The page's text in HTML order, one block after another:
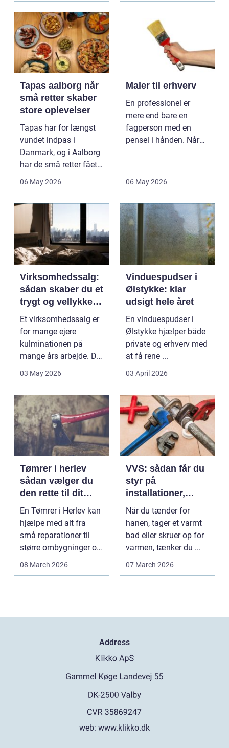
Tapas aalborg når
små retter skaber
store oplevelser
Tapas har for længst
vundet indpas i
Danmark, og i Aalborg
har de små retter fået
deres helt eget li...
06 May 2026
Maler til erhverv
En professionel er
mere end bare en
fagperson med en
pensel i hånden. Når
06 May 2026
Virksomhedssalg:
sådan skaber du et
trygt og vellykket
salg
Et virksomhedssalg er
for mange ejere
kulminationen på
mange års arbejde. Det
kan være en planlagt
03 May 2026
Vinduespudser i
Ølstykke: klar
udsigt hele året
En vinduespudser i
Ølstykke hjælper både
private og erhverv med
at få rene ...
03 April 2026
Tømrer i herlev
sådan vælger du
den rette til dit
projekt
En Tømrer i Herlev kan
hjælpe med alt fra
små reparationer til
større ombygninger og
tilbygninger. N...
08 March 2026
VVS: sådan får du
styr på
installationer,
komfort og
energiforbrug
Når du tænder for
hanen, tager et varmt
bad eller skruer op for
varmen, tænker du ...
07 March 2026
Address
web: www.klikko.dk